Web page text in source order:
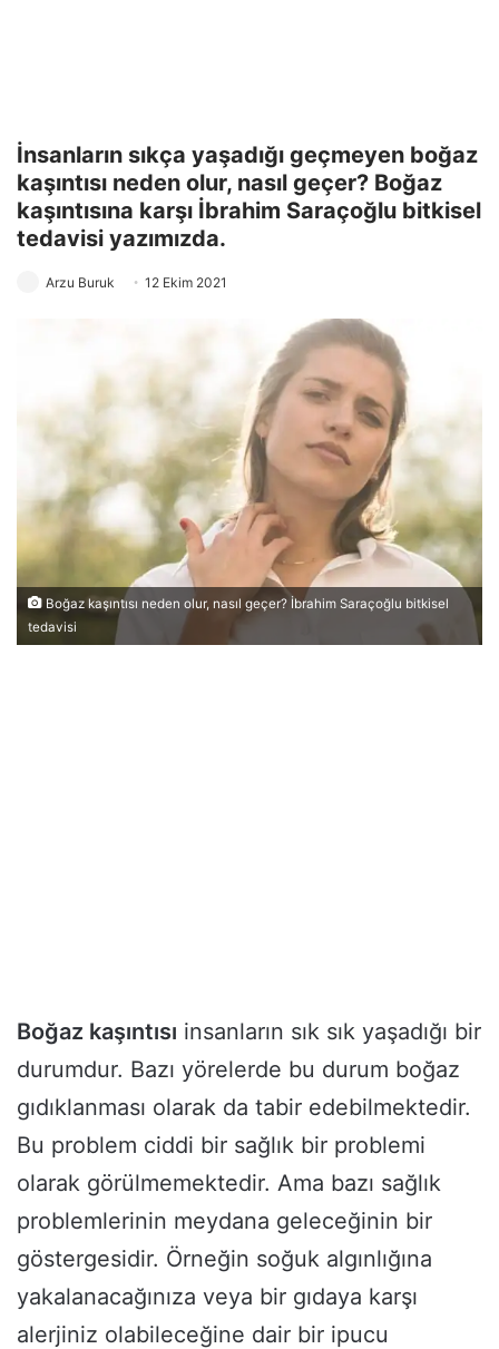
İnsanların sıkça yaşadığı geçmeyen boğaz
kaşıntısı neden olur, nasıl geçer? Boğaz
kaşıntısına karşı İbrahim Saraçoğlu bitkisel
tedavisi yazımızda.
Arzu Buruk 12 Ekim 2021
Boğaz kaşıntısı neden olur, nasıl geçer? İbrahim Saraçoğlu bitkisel
tedavisi
Boğaz kaşıntısı insanların sık sık yaşadığı bir
durumdur. Bazı yörelerde bu durum boğaz
gıdıklanması olarak da tabir edebilmektedir.
Bu problem ciddi bir sağlık bir problemi
olarak görülmemektedir. Ama bazı sağlık
problemlerinin meydana geleceğinin bir
göstergesidir. Örneğin soğuk algınlığına
yakalanacağınıza veya bir gıdaya karşı
alerjiniz olabileceğine dair bir ipucu